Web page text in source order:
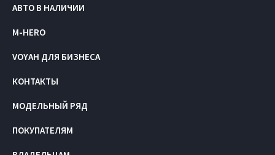
АВТО В НАЛИЧИИ
M-HERO
VOYAH ДЛЯ БИЗНЕСА
КОНТАКТЫ
МОДЕЛЬНЫЙ РЯД
ПОКУПАТЕЛЯМ